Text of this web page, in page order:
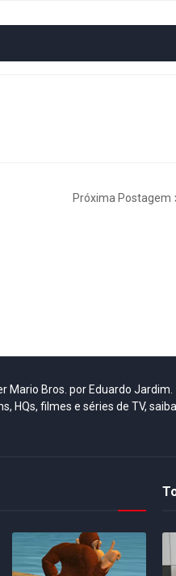
Próxima Postagem
Mario Bros. por Eduardo Jardim.
HQs, filmes e séries de TV, saiba